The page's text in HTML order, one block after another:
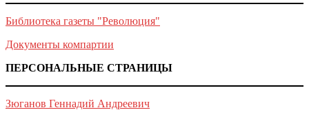
Библиотека газеты "Революция"
Документы компартии
ПЕРСОНАЛЬНЫЕ СТРАНИЦЫ
Зюганов Геннадий Андреевич